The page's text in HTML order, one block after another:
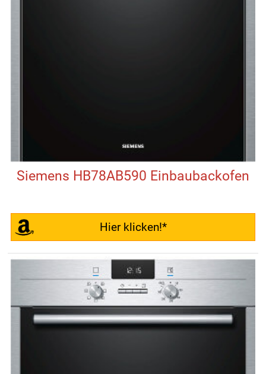
Siemens HB78AB590 Einbaubackofen
Hier klicken!*